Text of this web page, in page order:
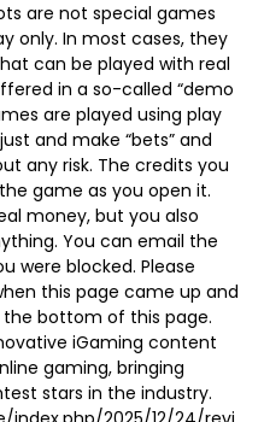
are not special games
only. In most cases, they
can be played with real
in a so-called “demo
are played using play
and make “bets” and
any risk. The credits you
game as you open it.
money, but you also
You can email the
were blocked. Please
this page came up and
the bottom of this page.
iGaming content
gaming, bringing
stars in the industry.